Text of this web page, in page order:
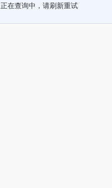
正在查询中，请刷新重试